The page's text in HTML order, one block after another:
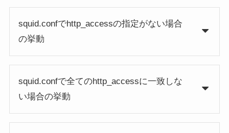
squid.confでhttp_accessの指定がない場合
の挙動
squid.confで全てのhttp_accessに一致しな
い場合の挙動